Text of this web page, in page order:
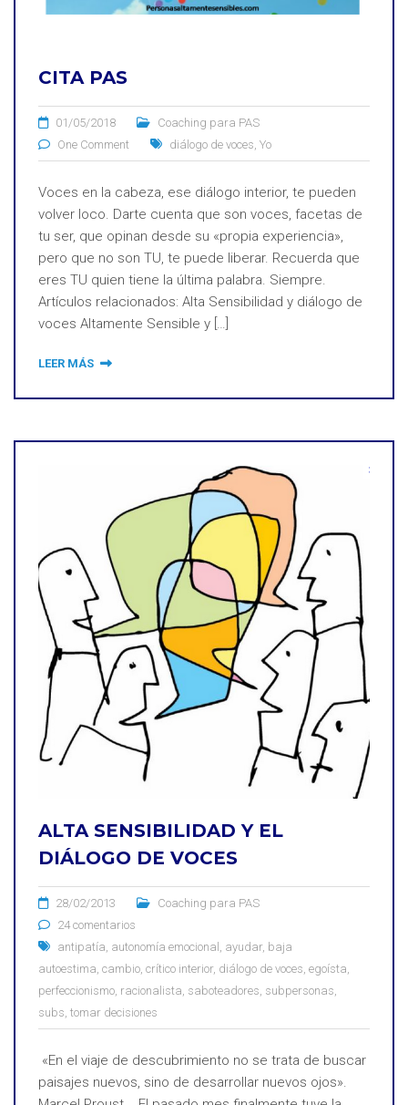
CITA PAS
01/05/2018
Coaching para PAS
One Comment
diálogo de voces, Yo
Voces en la cabeza, ese diálogo interior, te pueden
volver loco. Darte cuenta que son voces, facetas de
tu ser, que opinan desde su «propia experiencia»,
pero que no son TU, te puede liberar. Recuerda que
eres TU quien tiene la última palabra. Siempre.
Artículos relacionados: Alta Sensibilidad y diálogo de
voces Altamente Sensible y […]
LEER MÁS
ALTA SENSIBILIDAD Y EL
DIÁLOGO DE VOCES
28/02/2013
Coaching para PAS
24 comentarios
antipatía, autonomía emocional , ayudar, baja
autoestima, cambio, crítico interior, diálogo de voces, egoísta,
perfeccionismo, racionalista, saboteadores, subpersonas,
subs, tomar decisiones
«En el viaje de descubrimiento no se trata de buscar
paisajes nuevos, sino de desarrollar nuevos ojos».